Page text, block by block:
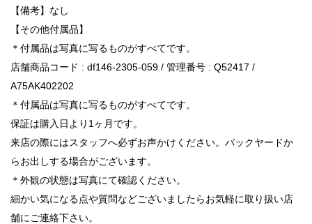
【備考】なし
【その他付属品】
＊付属品は写真に写るものがすべてです。
店舗商品コード : df146-2305-059 / 管理番号 : Q52417 /
A75AK402202
＊付属品は写真に写るものがすべてです。
保証は購入日より1ヶ月です。
来店の際にはスタッフへ必ずお声かけください。バックヤードか
らお出しする場合がございます。
＊外観の状態は写真にて確認ください。
細かい気になる点や質問などございましたらお気軽に取り扱い店
舗にご連絡下さい。